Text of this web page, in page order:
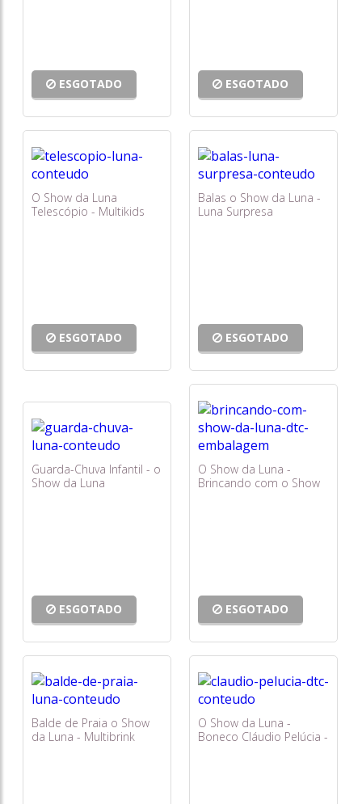
ESGOTADO ESGOTADO
O Show da Luna
Telescópio - Multikids
ESGOTADO
Balas o Show da Luna -
Luna Surpresa
ESGOTADO
Guarda-Chuva Infantil - o
Show da Luna
ESGOTADO
O Show da Luna -
Brincando com o Show
ESGOTADO
Balde de Praia o Show
da Luna - Multibrink
O Show da Luna -
Boneco Cláudio Pelúcia -